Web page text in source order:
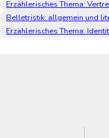
Erzählerisches Thema:
Belletristik: allgemein und
Erzählerisches Thema: